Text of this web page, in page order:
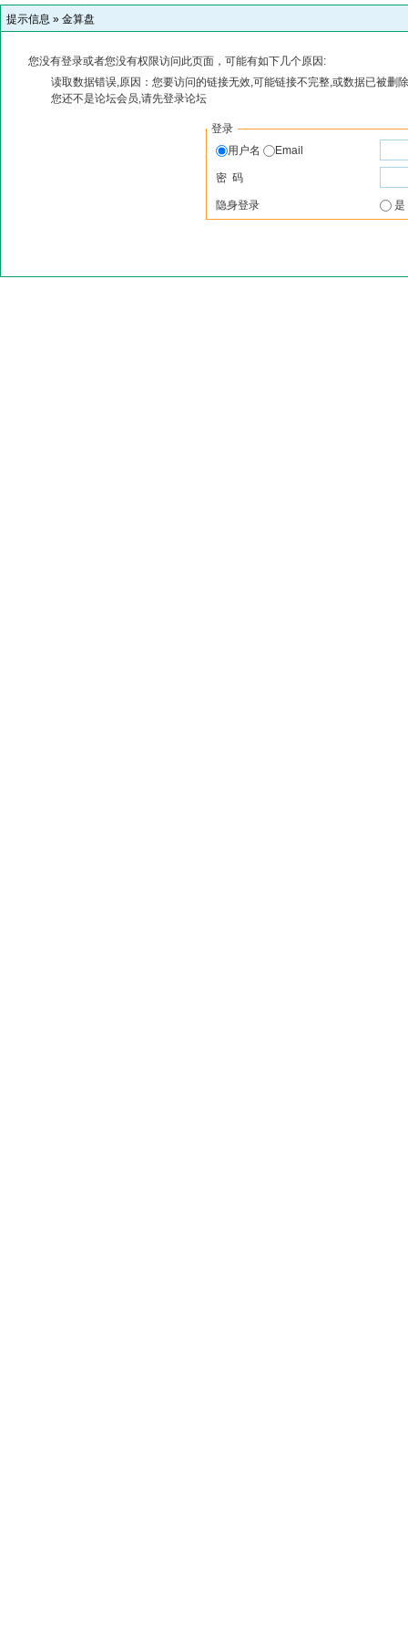
提示信息 » 金算盘
您没有登录或者您没有权限访问此页面，可能有如下几个原因:
读取数据错误,原因：您要访问的链接无效,可能链接不完整,或数据已被删
您还不是论坛会员,请先登录论坛
登录
用户名
Email
密 码
隐身登录